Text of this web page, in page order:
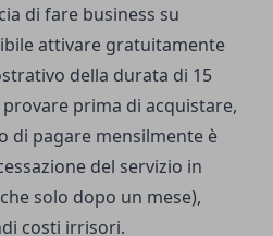
di fare business su
attivare gratuitamente
della durata di 15
prima di acquistare,
di pagare mensilmente è
del servizio in
solo dopo un mese),
costi irrisori.